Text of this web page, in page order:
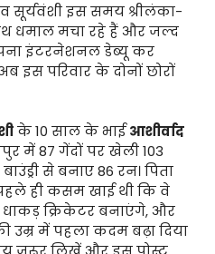
सूर्यवंशी इस समय श्रीलंका-
धमाल मचा रहे हैं और जल्द
इंटरनेशनल डेब्यू कर
इस परिवार के दोनों छोरों
के 10 साल के भाईआशीर्वाद
में 87 गेंदों पर खेली 103
से बनाए 86 रन। पिता
ही कसम खाई थी कि वे
धाकड़ क्रिकेटर बनाएंगे, और
उम्र में पहला कदम बढ़ा दिया